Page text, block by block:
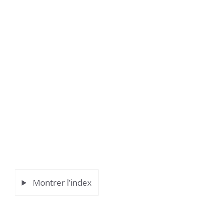
Montrer l’index